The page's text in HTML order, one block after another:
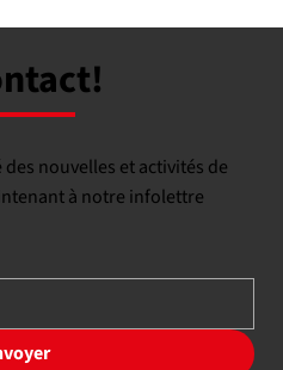
nouvelles et activités de
à notre infolettre